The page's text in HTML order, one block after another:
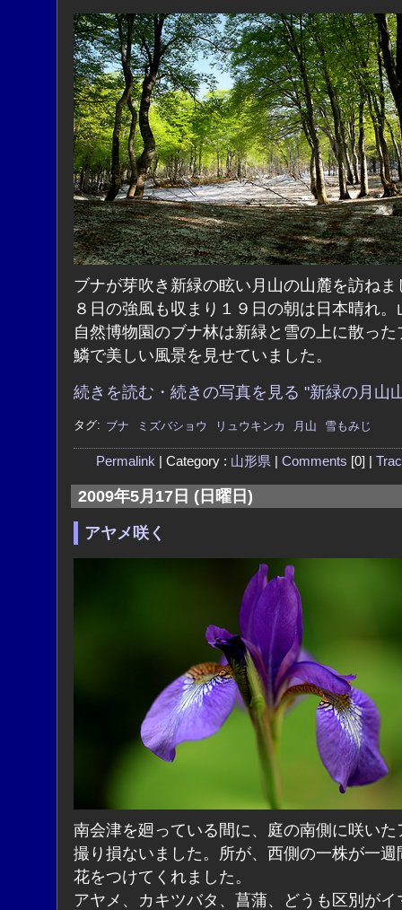
ブナが芽吹き新緑の眩い月山の山麓を訪ねま
８日の強風も収まり１９日の朝は日本晴れ。
自然博物園のブナ林は新緑と雪の上に散った
鱗で美しい風景を見せていました。
続きを読む・続きの写真を見る "新緑の月山
タグ: ブナ ミズバショウ リュウキンカ 月山 雪もみじ
Permalink | Category : 山形県 Comments [0] |
2009年5月17日 (日曜日)
アヤメ咲く
南会津を廻っている間に、庭の南側に咲いた
撮り損ないました。所が、西側の一株が一週
花をつけてくれました。
アヤメ、カキツバタ、菖蒲、どうも区別がイ